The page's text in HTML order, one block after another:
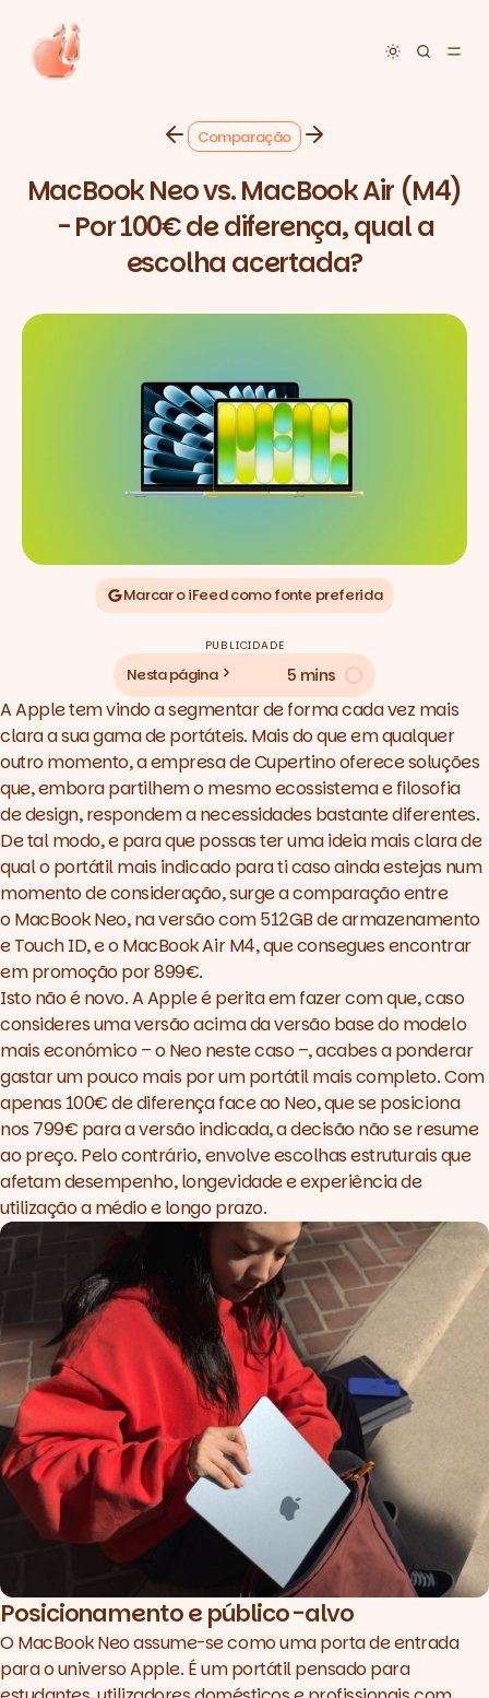
Toggle
Comparação
MacBook Neo vs. MacBook Air (M4)
- Por 100€ de diferença, qual a
escolha acertada?
Marcar o iFeed como fonte preferida
PUBLICIDADE
Nesta página 5 mins
A Apple tem vindo a segmentar de forma cada vez mais
clara a sua gama de portáteis. Mais do que em qualquer
outro momento, a empresa de Cupertino oferece soluções
que, embora partilhem o mesmo ecossistema e filosofia
dedesign, respondem a necessidades bastante diferentes.
De tal modo, e para que possas ter uma ideia mais clara de
qual o portátil mais indicado para ti caso ainda estejas num
momento de consideração, surge a comparação entre
oMacBook Neo, na versão com 512GB de armazenamento
e Touch ID, e o MacBook Air M4, que consegues encontrar
em promoção por 899€.
Isto não é novo. A Apple é perita em fazer com que, caso
consideres uma versão acima da versão base do modelo
mais económico – o Neo neste caso –, acabes a ponderar
gastar um pouco mais por um portátil mais completo. Com
apenas 100€ de diferença face ao Neo, que se posiciona
nos 799€ para a versão indicada, a decisão não se resume
ao preço. Pelo contrário, envolve escolhas estruturais que
afetam desempenho, longevidade e experiência de
utilização a médio e longo prazo.
Posicionamento e público-alvo
O MacBook Neo assume-se como uma porta de entrada
para o universo Apple. É um portátil pensado para